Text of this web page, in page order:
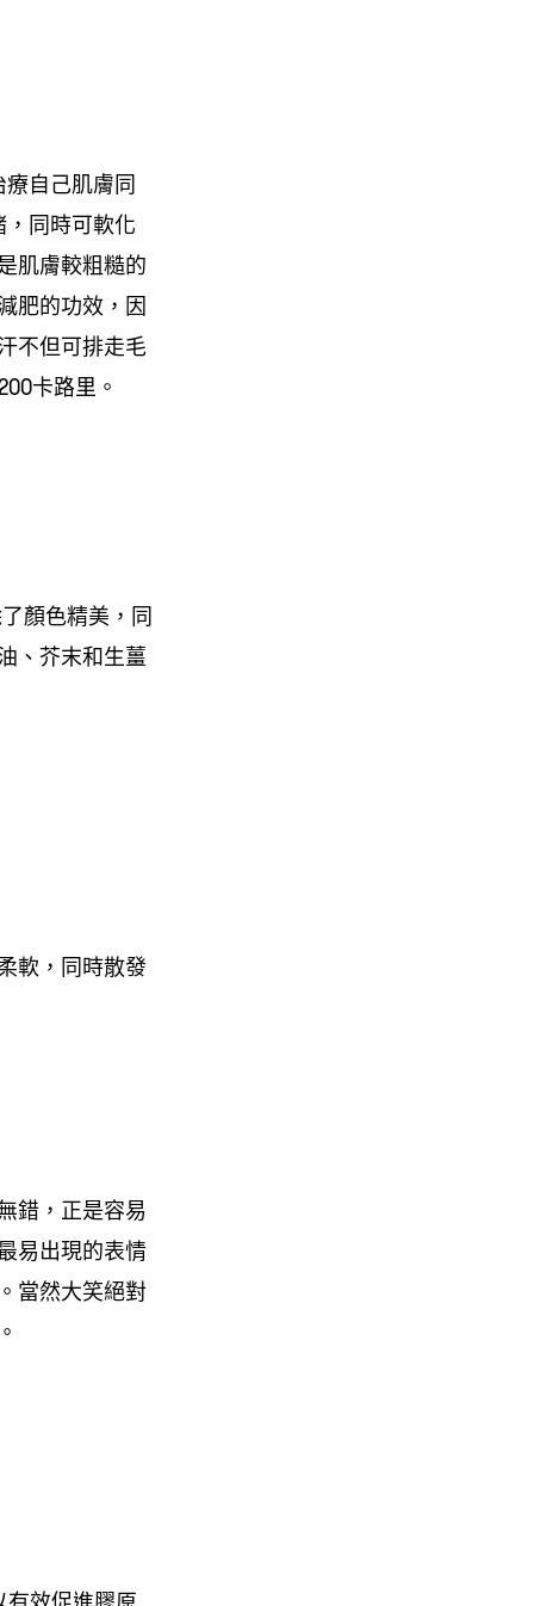
自己肌膚同
同時可軟化
肌膚較粗糙的
肥的功效，因
不但可排走毛
卡路里。
顏色精美，同
、芥末和生薑
軟，同時散發
錯，正是容易
易出現的表情
當然大笑絕對